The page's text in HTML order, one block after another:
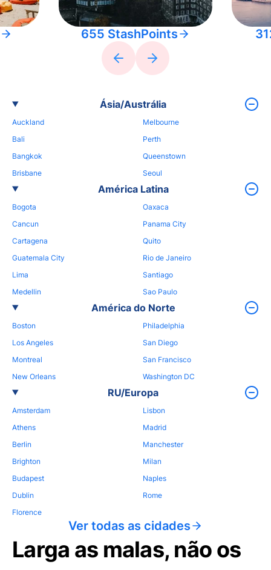
655 StashPoints
Ásia/Austrália
Auckland
Bali
Bangkok
Brisbane
Melbourne
Perth
Queenstown
Seoul
América Latina
Bogota
Cancun
Cartagena
Guatemala City
Lima
Medellin
Oaxaca
Panama City
Quito
Rio de Janeiro
Santiago
Sao Paulo
América do Norte
Boston
Los Angeles
Montreal
New Orleans
Philadelphia
San Diego
San Francisco
Washington DC
RU/Europa
Amsterdam
Athens
Berlin
Brighton
Budapest
Dublin
Florence
Lisbon
Madrid
Manchester
Milan
Naples
Rome
Ver todas as cidades
Larga as malas, não os